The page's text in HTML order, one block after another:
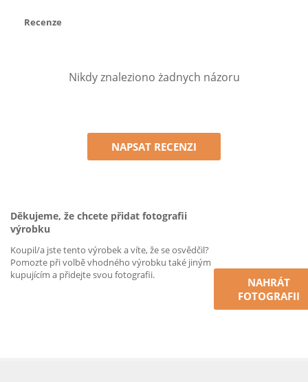
Recenze
Nikdy znaleziono żadnych názoru
NAPSAT RECENZI
Děkujeme, že chcete přidat fotografii
výrobku
Koupil/a jste tento výrobek a víte, že se osvědčil?
Pomozte při volbě vhodného výrobku také jiným
kupujícím a přidejte svou fotografii.
NAHRÁT
FOTOGRAFII